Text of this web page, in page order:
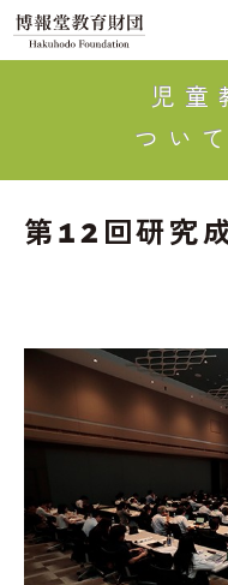
児童
つい
第12回研究